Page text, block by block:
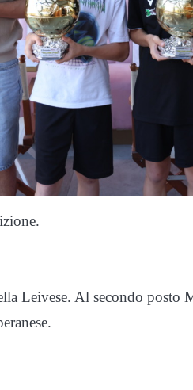
Leivese. Al secondo posto